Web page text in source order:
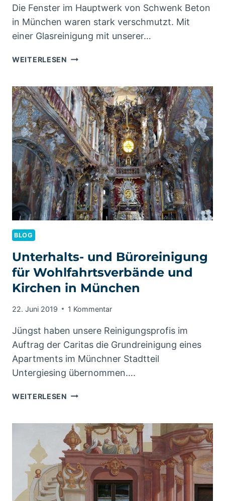
Die Fenster im Hauptwerk von Schwenk Beton
in München waren stark verschmutzt. Mit
einer Glasreinigung mit unserer…
WEITERLESEN REINWASSER
SCHWENK
BETON
IN
MÜNCHEN
BLOG
Unterhalts- und Büroreinigung
für Wohlfahrtsverbände und
Kirchen in München
22. Juni 2019 1 Kommentar
Jüngst haben unsere Reinigungsprofis im
Auftrag der Caritas die Grundreinigung eines
Apartments im Münchner Stadtteil
Untergiesing übernommen….
WEITERLESEN UNTERHALTS-
FÜR
WOHLFAHRTSVERBÄNDE
UND
KIRCHEN
IN
MÜNCHEN